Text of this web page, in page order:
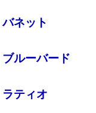
バネット
ブルーバード
ラティオ